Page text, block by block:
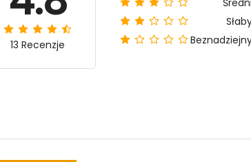
13 Recenzje
Średni